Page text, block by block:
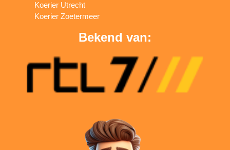
Koerier Utrecht
Koerier Zoetermeer
Bekend van: